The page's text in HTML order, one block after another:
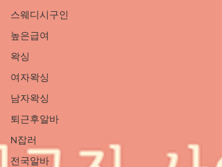
스웨디시구인
높은급여
왁싱
여자왁싱
남자왁싱
퇴근후알바
N잡러
전국알바